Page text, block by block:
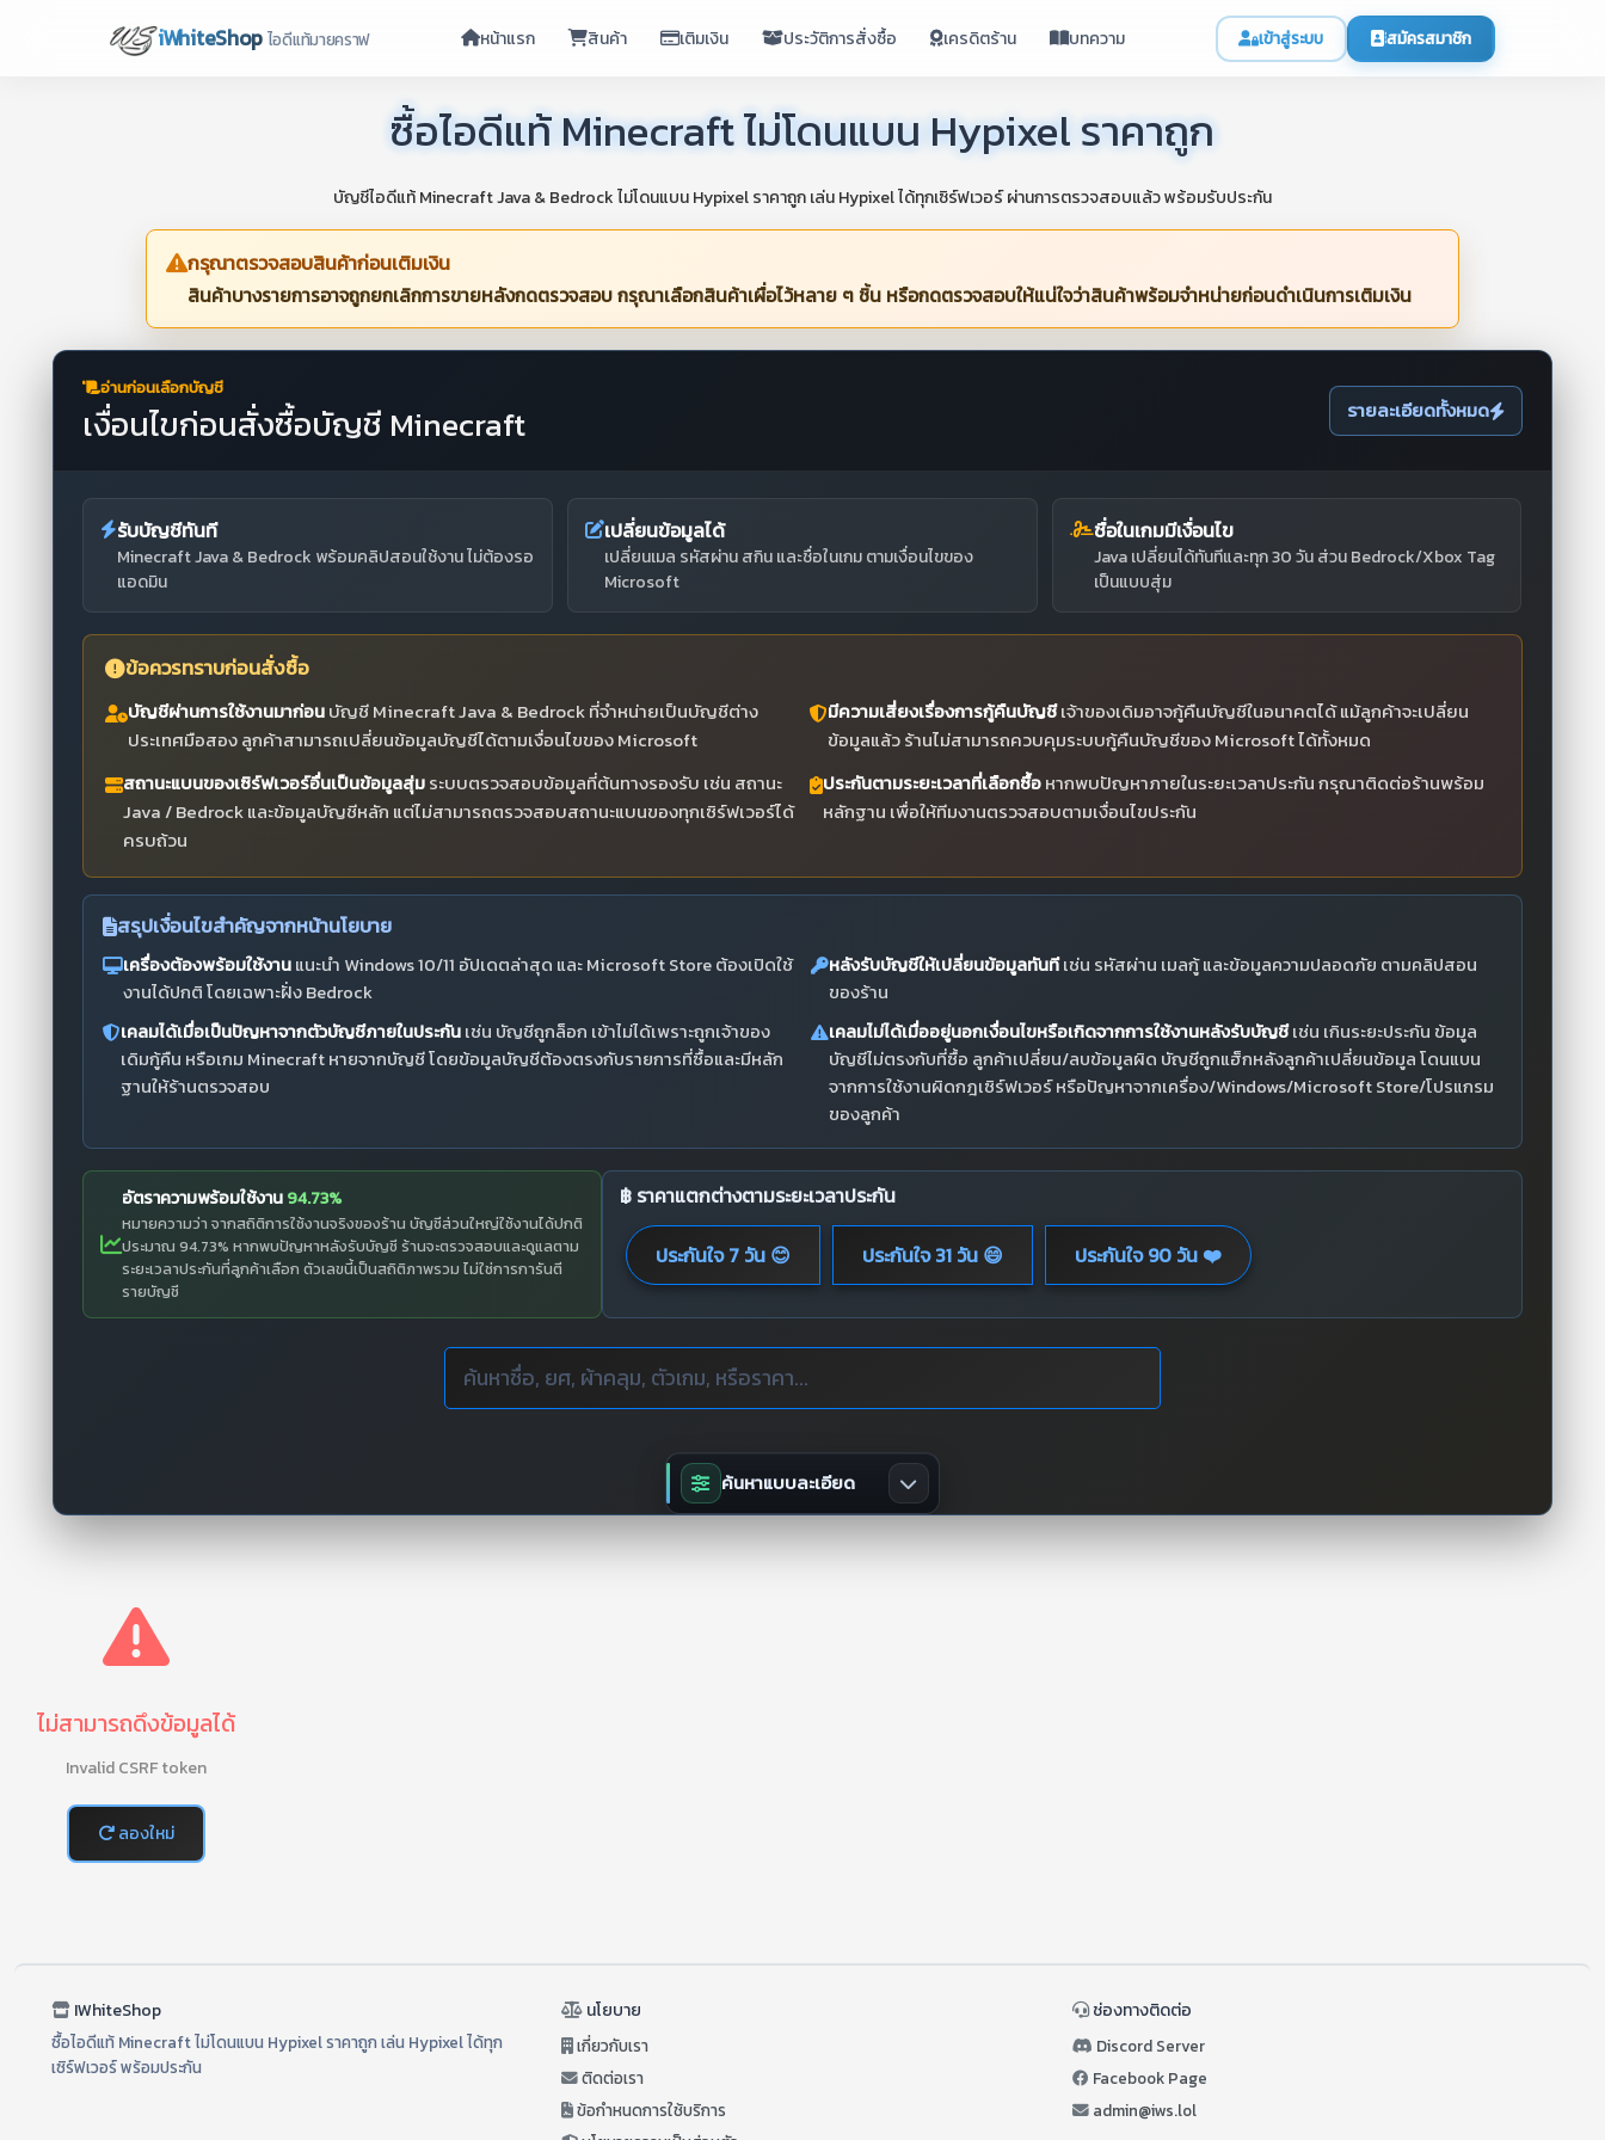
iWhiteShop ไอดีแท้มายคราฟ หน้าแรก สินค้า เติมเงิน ประวัติการสั่งซื้อ เครดิตร้าน บทความ เข้าสู่ระบบ สมัครสมาชิก
ซื้อไอดีแท้ Minecraft ไม่โดนแบน Hypixel ราคาถูก
บัญชีไอดีแท้ Minecraft Java & Bedrock ไม่โดนแบน Hypixel ราคาถูก เล่น Hypixel ได้ทุกเซิร์ฟเวอร์ ผ่านการตรวจสอบแล้ว พร้อมรับประกัน
กรุณาตรวจสอบสินค้าก่อนเติมเงิน
สินค้าบางรายการอาจถูกยกเลิกการขายหลังกดตรวจสอบ กรุณาเลือกสินค้าเผื่อไว้หลาย ๆ ชิ้น หรือกดตรวจสอบให้แน่ใจว่าสินค้าพร้อมจำหน่ายก่อนดำเนินการเติมเงิน
อ่านก่อนเลือกบัญชี
เงื่อนไขก่อนสั่งซื้อบัญชี Minecraft รายละเอียดทั้งหมด
รับบัญชีทันที
Minecraft Java & Bedrock พร้อมคลิปสอนใช้งาน ไม่ต้องรอ
แอดมิน
เปลี่ยนข้อมูลได้
เปลี่ยนเมล รหัสผ่าน สกิน และชื่อในเกม ตามเงื่อนไขของ
Microsoft
ชื่อในเกมมีเงื่อนไข
Java เปลี่ยนได้ทันทีและทุก 30 วัน ส่วน Bedrock/Xbox Tag
เป็นแบบสุ่ม
ข้อควรทราบก่อนสั่งซื้อ
บัญชีผ่านการใช้งานมาก่อนบัญชี Minecraft Java & Bedrock ที่จำหน่ายเป็นบัญชีต่าง
ประเทศมือสอง ลูกค้าสามารถเปลี่ยนข้อมูลบัญชีได้ตามเงื่อนไขของ Microsoft
มีความเสี่ยงเรื่องการกู้คืนบัญชีเจ้าของเดิมอาจกู้คืนบัญชีในอนาคตได้ แม้ลูกค้าจะเปลี่ยน
ข้อมูลแล้ว ร้านไม่สามารถควบคุมระบบกู้คืนบัญชีของ Microsoft ได้ทั้งหมด
สถานะแบนของเซิร์ฟเวอร์อื่นเป็นข้อมูลสุ่มระบบตรวจสอบข้อมูลที่ต้นทางรองรับ เช่น สถานะ
Java / Bedrock และข้อมูลบัญชีหลัก แต่ไม่สามารถตรวจสอบสถานะแบนของทุกเซิร์ฟเวอร์ได้
ครบถ้วน
ประกันตามระยะเวลาที่เลือกซื้อหากพบปัญหาภายในระยะเวลาประกัน กรุณาติดต่อร้านพร้อม
หลักฐาน เพื่อให้ทีมงานตรวจสอบตามเงื่อนไขประกัน
สรุปเงื่อนไขสำคัญจากหน้านโยบาย
เครื่องต้องพร้อมใช้งานแนะนำ Windows 10/11 อัปเดตล่าสุด และ Microsoft Store ต้องเปิดใช้
งานได้ปกติ โดยเฉพาะฝั่ง Bedrock
หลังรับบัญชีให้เปลี่ยนข้อมูลทันทีเช่น รหัสผ่าน เมลกู้ และข้อมูลความปลอดภัย ตามคลิปสอน
ของร้าน
เคลมได้เมื่อเป็นปัญหาจากตัวบัญชีภายในประกันเช่น บัญชีถูกล็อก เข้าไม่ได้เพราะถูกเจ้าของ
เดิมกู้คืน หรือเกม Minecraft หายจากบัญชี โดยข้อมูลบัญชีต้องตรงกับรายการที่ซื้อและมีหลัก
ฐานให้ร้านตรวจสอบ
เคลมไม่ได้เมื่ออยู่นอกเงื่อนไขหรือเกิดจากการใช้งานหลังรับบัญชีเช่น เกินระยะประกัน ข้อมูล
บัญชีไม่ตรงกับที่ซื้อ ลูกค้าเปลี่ยน/ลบข้อมูลผิด บัญชีถูกแฮ็กหลังลูกค้าเปลี่ยนข้อมูล โดนแบน
จากการใช้งานผิดกฎเซิร์ฟเวอร์ หรือปัญหาจากเครื่อง/Windows/Microsoft Store/โปรแกรม
ของลูกค้า
อัตราความพร้อมใช้งาน94.73%
หมายความว่า จากสถิติการใช้งานจริงของร้าน บัญชีส่วนใหญ่ใช้งานได้ปกติ
ประมาณ 94.73% หากพบปัญหาหลังรับบัญชี ร้านจะตรวจสอบและดูแลตาม
ระยะเวลาประกันที่ลูกค้าเลือก ตัวเลขนี้เป็นสถิติภาพรวม ไม่ใช่การการันตี
รายบัญชี
฿ ราคาแตกต่างตามระยะเวลาประกัน
ประกันใจ 7 วัน 😊 ประกันใจ 31 วัน 😄 ประกันใจ 90 วัน ❤️
ค้นหาแบบละเอียด
ไม่สามารถดึงข้อมูลได้
Invalid CSRF token
ลองใหม่
IWhiteShop
ซื้อไอดีแท้ Minecraft ไม่โดนแบน Hypixel ราคาถูก เล่น Hypixel ได้ทุก
เซิร์ฟเวอร์ พร้อมประกัน
นโยบาย
เกี่ยวกับเรา
ติดต่อเรา
ข้อกำหนดการใช้บริการ
ช่องทางติดต่อ
Discord Server
Facebook Page
admin@iws.lol